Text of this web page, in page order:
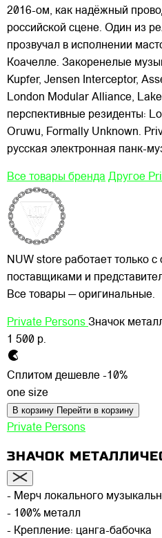
2016-ом, как надёжный
российской сцене. Один из
прозвучал в исполнении
Коачелле. Закоренелые
Kupfer, Jensen Interceptor,
London Modular Alliance,
перспективные резиденты:
Oruwu, Formally Unknown.
русская электронная панк-
Все товары бренда Другое
NUW store работает только
поставщиками и
Все товары — оригинальные.
Private Persons Значок
1 500 р.
Сплитом дешевле -10%
one size
В корзину Перейти в корзину
Private Persons
ЗНАЧОК
- Мерч локального
- 100% металл
- Крепление: цанга-бабочка